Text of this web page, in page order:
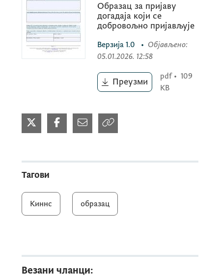
Образац за пријаву
догадаја који се
добровољно пријављује
Верзија 1.0 • Објављено:
05.01.2026. 12:58
Преузми
pdf • 109
KB
Тагови
Киннс образац
Везани чланци: